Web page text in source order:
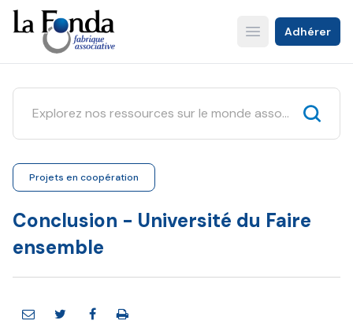
Aller
au
contenu
principal
Open main menu
Adhérer
Projets en coopération
Conclusion - Université du Faire
ensemble